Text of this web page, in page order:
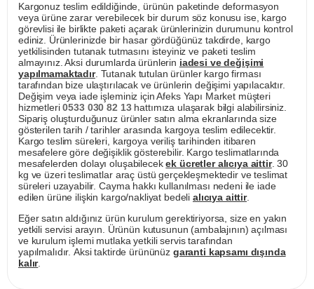
Kargonuz teslim edildiğinde, ürünün paketinde deformasyon
veya ürüne zarar verebilecek bir durum söz konusu ise, kargo
görevlisi ile birlikte paketi açarak ürünlerinizin durumunu kontrol
ediniz. Ürünlerinizde bir hasar gördüğünüz takdirde, kargo
yetkilisinden tutanak tutmasını isteyiniz ve paketi teslim
almayınız. Aksi durumlarda ürünlerin iadesi ve değişimi
yapılmamaktadır. Tutanak tutulan ürünler kargo firması
tarafından bize ulaştırılacak ve ürünlerin değişimi yapılacaktır.
Değişim veya iade işleminiz için Afeks Yapı Market müşteri
hizmetleri0533 030 82 13hattımıza ulaşarak bilgi alabilirsiniz.
Sipariş oluşturduğunuz ürünler satın alma ekranlarında size
gösterilen tarih / tarihler arasında kargoya teslim edilecektir.
Kargo teslim süreleri, kargoya veriliş tarihinden itibaren
mesafelere göre değişiklik gösterebilir. Kargo teslimatlarında
mesafelerden dolayı oluşabilecekek ücretler alıcıya aittir. 30
kg ve üzeri teslimatlar araç üstü gerçekleşmektedir ve teslimat
süreleri uzayabilir. Cayma hakkı kullanılması nedeni ile iade
edilen ürüne ilişkin kargo/nakliyat bedeli alıcıya aittir.
Eğer satın aldığınız ürün kurulum gerektiriyorsa, size en yakın
yetkili servisi arayın. Ürünün kutusunun (ambalajının) açılması
ve kurulum işlemi mutlaka yetkili servis tarafından
yapılmalıdır. Aksi taktirde ürününüz garanti kapsamı dışında
kalır.